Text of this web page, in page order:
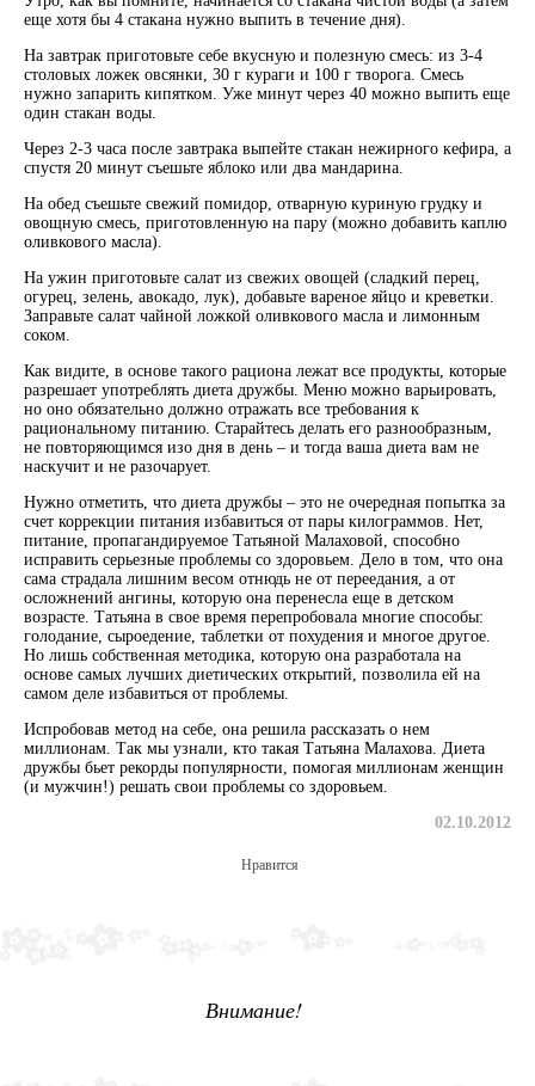
еще хотя бы 4 стакана нужно выпить в течение дня).
На завтрак приготовьте себе вкусную и полезную смесь: из 3-4
столовых ложек овсянки, 30 г кураги и 100 г творога. Смесь
нужно запарить кипятком. Уже минут через 40 можно выпить еще
один стакан воды.
Через 2-3 часа после завтрака выпейте стакан нежирного кефира, а
спустя 20 минут съешьте яблоко или два мандарина.
На обед съешьте свежий помидор, отварную куриную грудку и
овощную смесь, приготовленную на пару (можно добавить каплю
оливкового масла).
На ужин приготовьте салат из свежих овощей (сладкий перец,
огурец, зелень, авокадо, лук), добавьте вареное яйцо и креветки.
Заправьте салат чайной ложкой оливкового масла и лимонным
соком.
Как видите, в основе такого рациона лежат все продукты, которые
разрешает употреблять диета дружбы. Меню можно варьировать,
но оно обязательно должно отражать все требования к
рациональному питанию. Старайтесь делать его разнообразным,
не повторяющимся изо дня в день – и тогда ваша диета вам не
наскучит и не разочарует.
Нужно отметить, что диета дружбы – это не очередная попытка за
счет коррекции питания избавиться от пары килограммов. Нет,
питание, пропагандируемое Татьяной Малаховой, способно
исправить серьезные проблемы со здоровьем. Дело в том, что она
сама страдала лишним весом отнюдь не от переедания, а от
осложнений ангины, которую она перенесла еще в детском
возрасте. Татьяна в свое время перепробовала многие способы:
голодание, сыроедение, таблетки от похудения и многое другое.
Но лишь собственная методика, которую она разработала на
основе самых лучших диетических открытий, позволила ей на
самом деле избавиться от проблемы.
Испробовав метод на себе, она решила рассказать о нем
миллионам. Так мы узнали, кто такая Татьяна Малахова. Диета
дружбы бьет рекорды популярности, помогая миллионам женщин
(и мужчин!) решать свои проблемы со здоровьем.
02.10.2012
Нравится
Внимание!